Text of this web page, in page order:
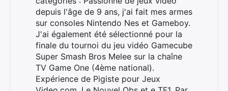
depuis l'âge de 9 ans, j'ai fait mes armes
sur consoles Nintendo Nes et Gameboy.
J'ai également été sélectionné pour la
finale du tournoi du jeu vidéo Gamecube
Super Smash Bros Melee sur la chaîne
TV Game One (4ème national).
Expérience de Pigiste pour Jeux